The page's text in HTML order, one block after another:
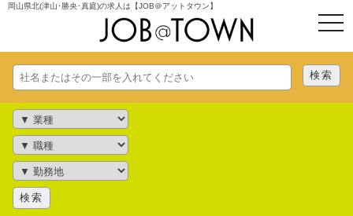
岡山県北(津山･勝央･真庭)の求人は【JOB＠アットタウン】